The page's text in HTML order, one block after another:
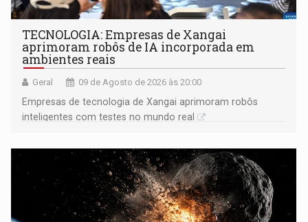
TECNOLOGIA: Empresas de Xangai
aprimoram robôs de IA incorporada em
ambientes reais
Geral 09 de Agosto de 2026 às 20:00
Empresas de tecnologia de Xangai aprimoram robôs
inteligentes com testes no mundo real